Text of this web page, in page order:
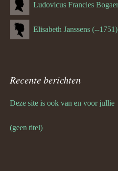
Elisabeth Janssens (--1751)
Recente berichten
Deze site is ook van en voor jullie
(geen titel)